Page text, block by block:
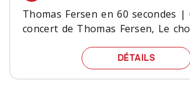
Thomas Fersen en 60 secondes |
concert de Thomas Fersen, Le
DÉTAILS